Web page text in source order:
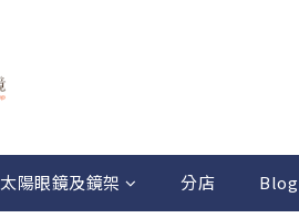
太陽眼鏡及鏡架 分店 Blog